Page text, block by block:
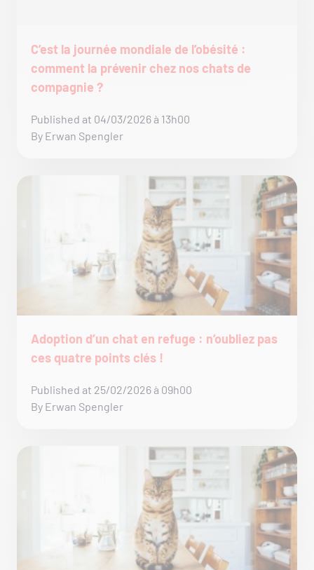
C’est la journée mondiale de l’obésité :
comment la prévenir chez nos chats de
compagnie ?
Published at 04/03/2026 à 13h00
By Erwan Spengler
Adoption d’un chat en refuge : n’oubliez pas
ces quatre points clés !
Published at 25/02/2026 à 09h00
By Erwan Spengler